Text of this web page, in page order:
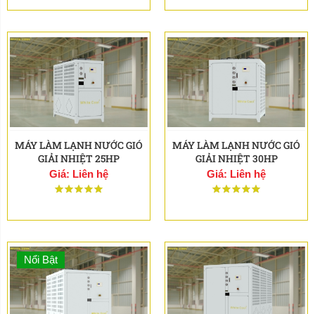
MÁY LÀM LẠNH NƯỚC GIÓ
GIẢI NHIỆT 25HP
Giá: Liên hệ
MÁY LÀM LẠNH NƯỚC GIÓ
GIẢI NHIỆT 30HP
Giá: Liên hệ
Nổi Bật